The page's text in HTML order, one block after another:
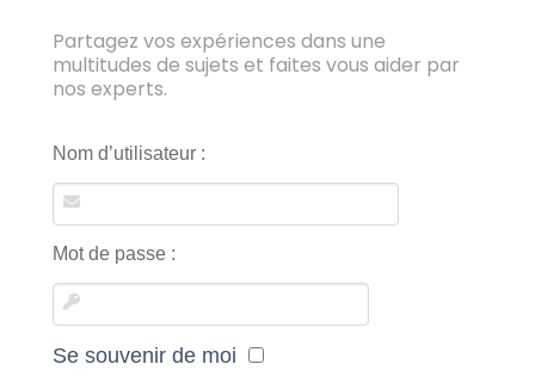
Partagez vos expériences dans une
multitudes de sujets et faites vous aider par
nos experts.
Nom d’utilisateur :
Mot de passe :
Se souvenir de moi